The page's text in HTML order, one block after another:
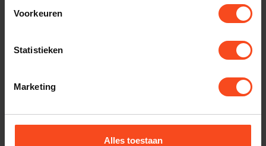
Voorkeuren
Statistieken
Marketing
Alles toestaan
SOUND BY SWEDEN
Sound by sweden Nitro-X
Op voorraad
AUDIO TECHNICA
Audio Technica ATH-S300BT
Op voorraad
€119,00